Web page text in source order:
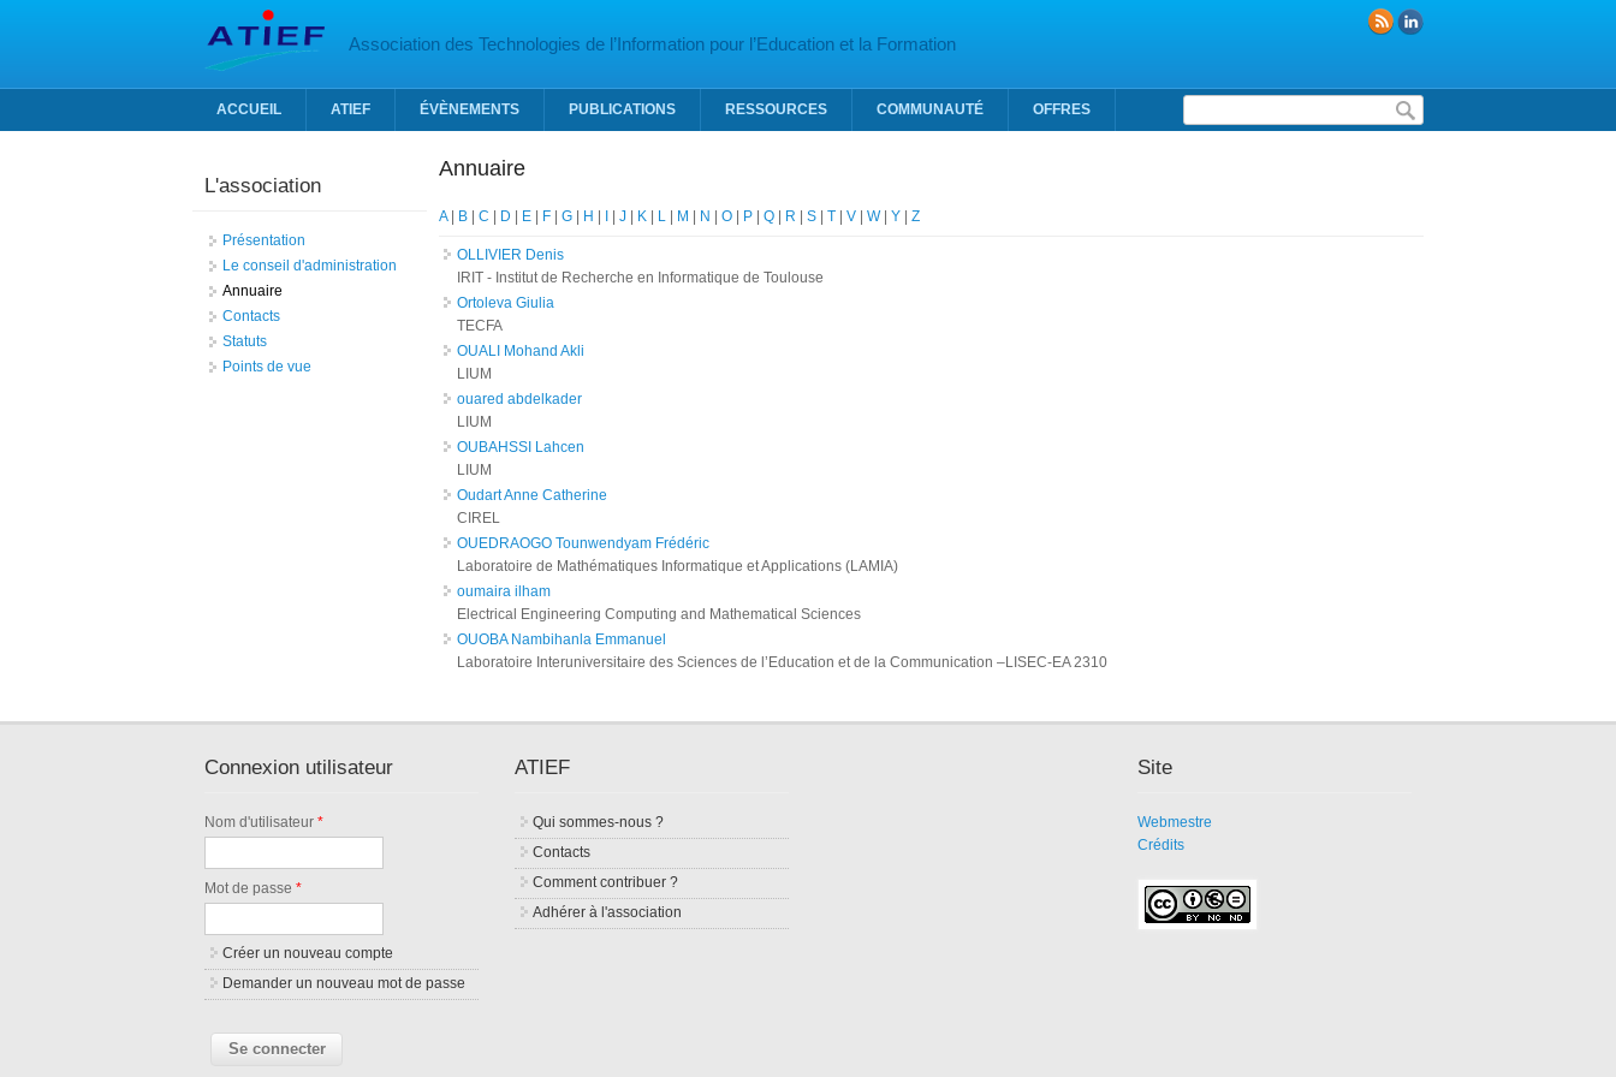
Association des Technologies de l’Information pour l’Education et la Formation
Formulaire de recherche
ACCUEIL ATIEF ÉVÈNEMENTS PUBLICATIONS RESSOURCES COMMUNAUTÉ OFFRES
Annuaire
A B C D E F G H J K L M N O P Q R S T V W Y Z
OLLIVIER Denis
IRIT - Institut de Recherche en Informatique de Toulouse
Ortoleva Giulia
TECFA
OUALI Mohand Akli
LIUM
ouared abdelkader
LIUM
OUBAHSSI Lahcen
LIUM
Oudart Anne Catherine
CIREL
OUEDRAOGO Tounwendyam Frédéric
Laboratoire de Mathématiques Informatique et Applications (LAMIA)
oumaira ilham
Electrical Engineering Computing and Mathematical Sciences
OUOBA Nambihanla Emmanuel
Laboratoire Interuniversitaire des Sciences de l’Education et de la Communication –LISEC-EA 2310
L'association
Présentation
Le conseil d'administration
Annuaire
Contacts
Statuts
Points de vue
Connexion utilisateur
Nom d'utilisateur*
Mot de passe*
Créer un nouveau compte
Demander un nouveau mot de passe
ATIEF
Qui sommes-nous ?
Contacts
Comment contribuer ?
Adhérer à l'association
Site
Webmestre
Crédits